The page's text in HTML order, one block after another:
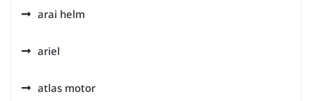
arai helm
ariel
atlas motor